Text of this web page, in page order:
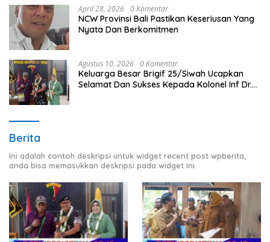
April 28, 2026 0 Komentar
NCW Provinsi Bali Pastikan Keseriusan Yang
Nyata Dan Berkomitmen
Agustus 10, 2026 0 Komentar
Keluarga Besar Brigif 25/Siwah Ucapkan
Selamat Dan Sukses Kepada Kolonel Inf Dr.
Berita
Ini adalah contoh deskripsi untuk widget recent post wpberita,
anda bisa memasukkan deskripsi pada widget ini.